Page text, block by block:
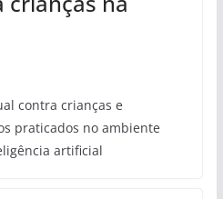
contra crianças e
praticados no ambiente
artificial